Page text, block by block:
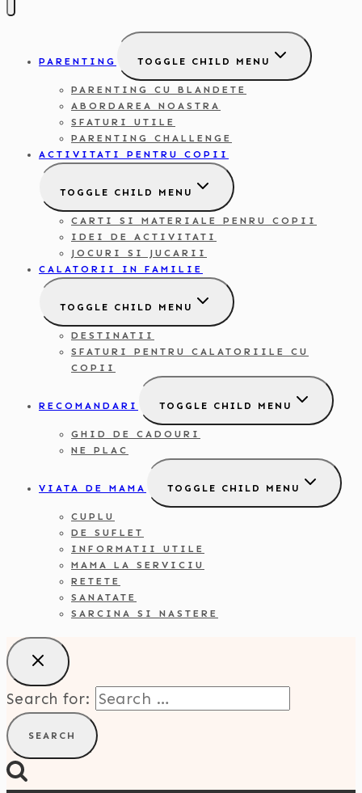
PARENTING TOGGLE CHILD MENU
PARENTING CU BLANDETE
ABORDAREA NOASTRA
SFATURI UTILE
PARENTING CHALLENGE
ACTIVITATI PENTRU COPII
TOGGLE CHILD MENU
CARTI SI MATERIALE PENRU COPII
IDEI DE ACTIVITATI
JOCURI SI JUCARII
CALATORII IN FAMILIE
TOGGLE CHILD MENU
DESTINATII
SFATURI PENTRU CALATORIILE CU
COPII
RECOMANDARI TOGGLE CHILD MENU
GHID DE CADOURI
NE PLAC
VIATA DE MAMA TOGGLE CHILD MENU
CUPLU
DE SUFLET
INFORMATII UTILE
MAMA LA SERVICIU
RETETE
SANATATE
SARCINA SI NASTERE
Search for: